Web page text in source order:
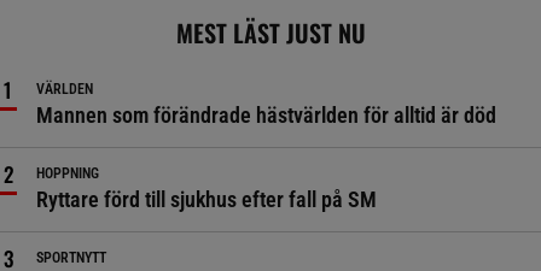
MEST LÄST JUST NU
VÄRLDEN
Mannen som förändrade hästvärlden för alltid är död
HOPPNING
Ryttare förd till sjukhus efter fall på SM
SPORTNYTT